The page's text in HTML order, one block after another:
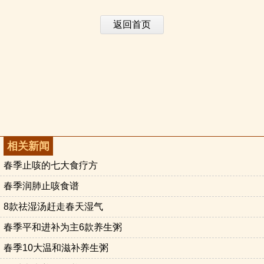
返回首页
相关新闻
春季止咳的七大食疗方
春季润肺止咳食谱
8款祛湿汤赶走春天湿气
春季平和进补为主6款养生粥
春季10大温和滋补养生粥